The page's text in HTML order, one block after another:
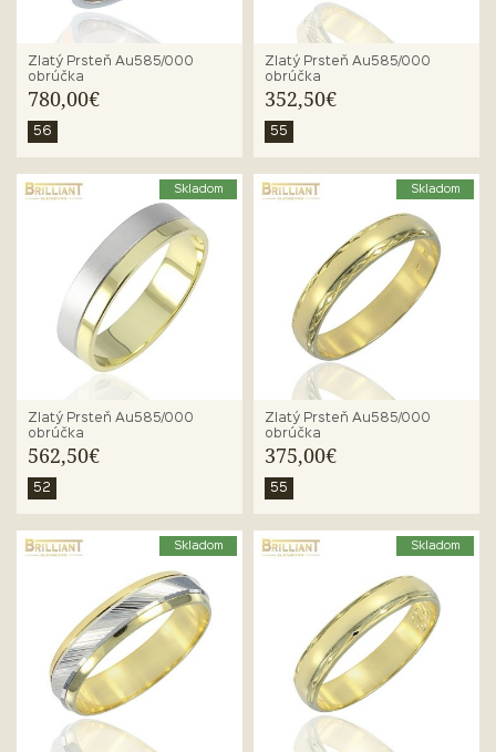
Zlatý Prsteň Au585/000
obrúčka
780,00€
56
Zlatý Prsteň Au585/000
obrúčka
352,50€
55
Skladom
Zlatý Prsteň Au585/000
obrúčka
562,50€
52
Skladom
Zlatý Prsteň Au585/000
obrúčka
375,00€
55
Skladom Skladom